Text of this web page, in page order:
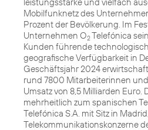
Mobilfunknetz des
Prozent der Bevölkerung. Im
Unternehmen O2Telefónica
Kunden führende
geografische Verfügbarkeit in
Geschäftsjahr 2024
rund 7800 Mitarbeiterinnen
Umsatz von 8,5 Milliarden
mehrheitlich zum spanischen
Telefónica S.A. mit Sitz in